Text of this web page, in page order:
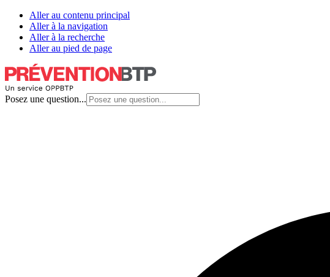
Aller au contenu principal
Aller à la navigation
Aller à la recherche
Aller au pied de page
Posez une question...